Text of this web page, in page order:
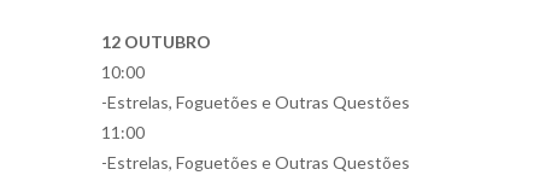
12 OUTUBRO
10:00
-Estrelas, Foguetões e Outras Questões
11:00
-Estrelas, Foguetões e Outras Questões